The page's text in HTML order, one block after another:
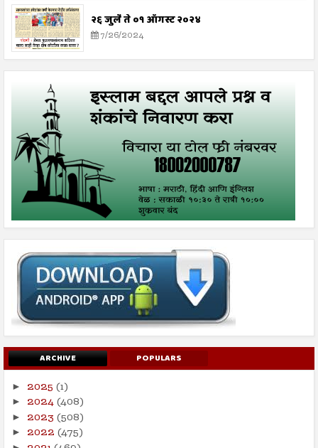
२६ जुलै ते ०१ ऑगस्ट २०२४
7/26/2024
ARCHIVE POPULARS
► 2025 (1)
► 2024(408)
► 2023 (508)
► 2022 (475)